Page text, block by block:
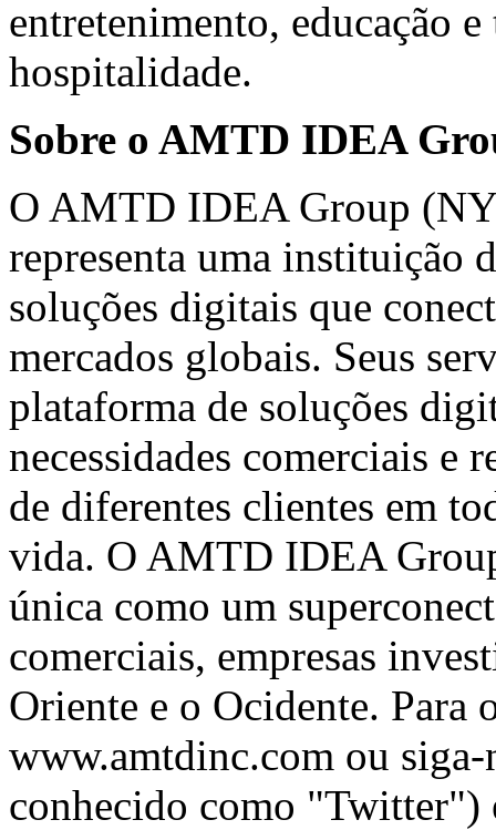
entretenimento, educação
hospitalidade.
Sobre o AMTD IDEA
O AMTD IDEA Group
representa uma instituição
soluções digitais que
mercados globais. Seus
plataforma de soluções
necessidades comerciais e
de diferentes clientes em
vida. O AMTD IDEA
única como um
comerciais, empresas
Oriente e o Ocidente. Para
www.amtdinc.com ou
conhecido como